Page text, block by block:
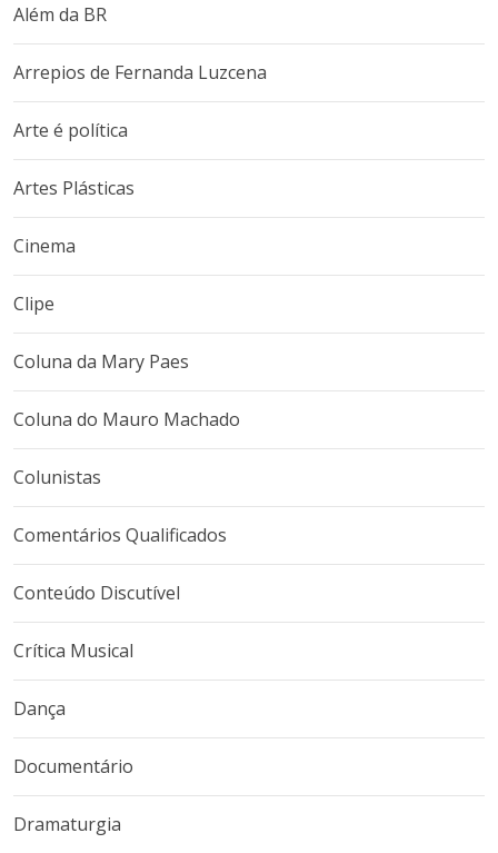
Além da BR
Arrepios de Fernanda Luzcena
Arte é política
Artes Plásticas
Cinema
Clipe
Coluna da Mary Paes
Coluna do Mauro Machado
Colunistas
Comentários Qualificados
Conteúdo Discutível
Crítica Musical
Dança
Documentário
Dramaturgia